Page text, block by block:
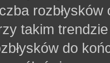
rozbłysków
takim
do